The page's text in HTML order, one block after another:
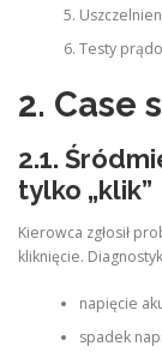
Testy
2. Case
2.1.
tylko „klik”
Kierowca zgłosił
kliknięcie.
napięcie
spadek